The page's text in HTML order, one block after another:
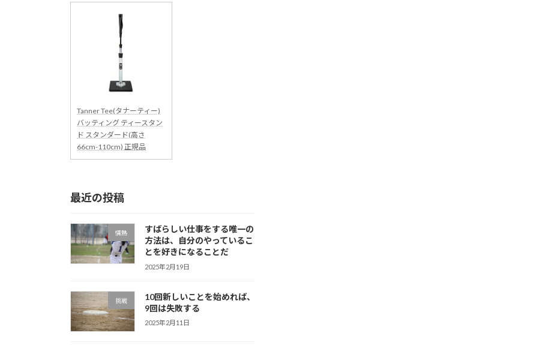
Tanner Tee(タナーティー)
バッティング ティースタン
ド スタンダード(高さ
66cm-110cm) 正規品
最近の投稿
情熱
すばらしい仕事をする唯一の
方法は、自分のやっているこ
とを好きになることだ
2025年2月19日
挑戦
10回新しいことを始めれば、
9回は失敗する
2025年2月11日